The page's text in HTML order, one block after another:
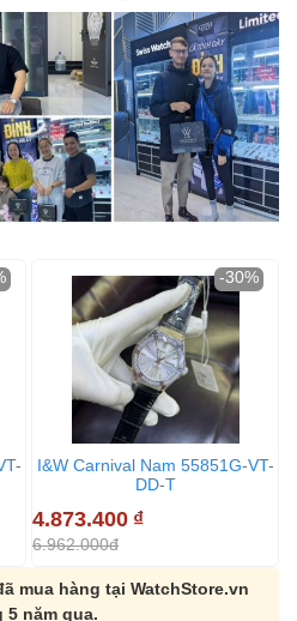
I&W Carnival Nam 55851G-VT-
DD-T
4.873.400 ₫
6.962.000đ
-30%
mua hàng tại WatchStore.vn
5 năm qua.